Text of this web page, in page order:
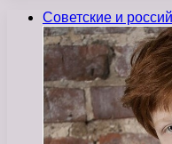
Советские и